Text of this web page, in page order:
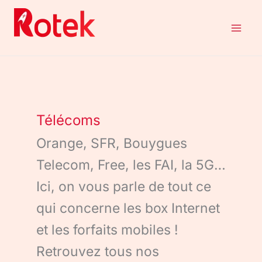
Aller
contenu
Télécoms
Orange, SFR, Bouygues
Telecom, Free, les FAI, la 5G…
Ici, on vous parle de tout ce
qui concerne les box Internet
et les forfaits mobiles !
Retrouvez tous nos